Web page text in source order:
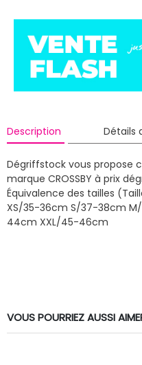
Description Détails
Dégriffstock vous propose
marque CROSSBY à prix
Équivalence des tailles
XS/35-36cm S/37-38cm
44cm XXL/45-46cm
VOUS POURRIEZ AUSSI